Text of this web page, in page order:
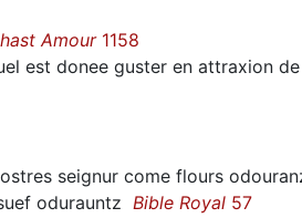
Amour1158
est donee guster en attraxion
seignur come flours
odurauntz Bible Royal 57